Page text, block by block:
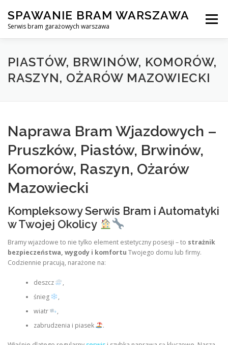
content
SPAWANIE BRAM WARSZAWA
Serwis bram garażowych warszawa
Menu
SPAWANIE BRAM GARAŻOWYCH I OGRODZEŃ WARSZAWA
PIASTÓW, BRWINÓW, KOMORÓW,
RASZYN, OŻARÓW MAZOWIECKI
Naprawa Bram Wjazdowych –
Pruszków, Piastów, Brwinów,
Komorów, Raszyn, Ożarów
Mazowiecki
Kompleksowy Serwis Bram i Automatyki
w Twojej Okolicy
Bramy wjazdowe to nie tylko element estetyczny posesji – to strażnik
bezpieczeństwa, wygody i komfortu Twojego domu lub firmy.
Codziennie pracują, narażone na:
deszcz
,
śnieg
,
wiatr
,
zabrudzenia i piasek
.